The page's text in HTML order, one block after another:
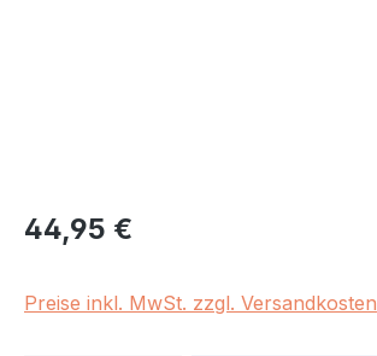
Regulärer Preis:
44,95 €
Preise inkl. MwSt. zzgl. Versandkosten